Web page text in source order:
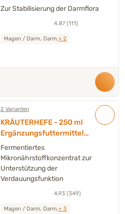
Hunde & Katzen
Zur Stabilisierung der Darmflora
4.87 (111)
Magen / Darm, Darm,+ 2
2 Varianten
KRÄUTERHEFE - 250 ml
Ergänzungsfuttermittel
Hund & Katze
Fermentiertes
Mikronährstoffkonzentrat zur
Unterstützung der
Verdauungsfunktion
4.93 (349)
Magen / Darm, Darm,+ 3